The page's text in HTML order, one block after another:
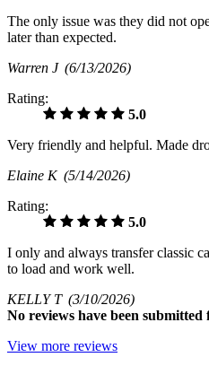
The only issue was they did not
later than expected.
Warren J (6/13/2026)
Rating:
5.0
Very friendly and helpful. Made
Elaine K (5/14/2026)
Rating:
5.0
I only and always transfer classic
to load and work well.
KELLY T (3/10/2026)
No reviews have been
View more reviews